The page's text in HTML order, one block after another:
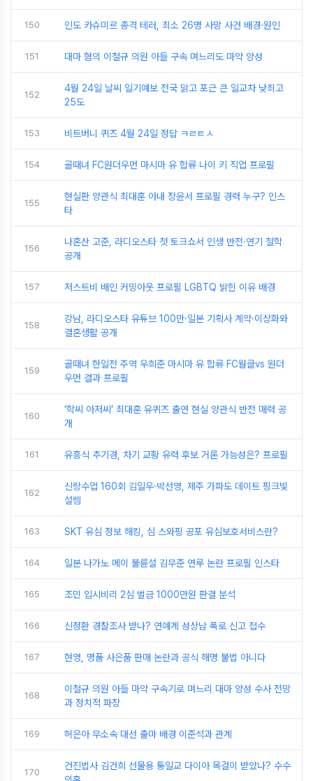
150 인도 카슈미르 총격 테러, 최소 26명 사망 사건 배경·원인
151 대마 혐의 이철규 의원 아들 구속 며느리도 마약 양성
152
4월 24일 날씨 일기예보 전국 맑고 포근 큰 일교차 낮최고
25도
153 비트버니 퀴즈 4월 24일 정답 ㅋㄹㅌㅅ
154 골때녀 FC원더우먼 마시마 유 합류 나이 키 직업 프로필
155
현실판 양관식 최대훈 아내 장윤서 프로필 경력 누구? 인스
타
156
나혼산 고준, 라디오스타 첫 토크쇼서 인생 반전·연기 철학
공개
157 저스트비 배인 커밍아웃 프로필 LGBTQ 밝힌 이유 배경
158
강남, 라디오스타 유튜브 100만·일본 기획사 계약·이상화와
결혼생활 공개
159
골때녀 한일전 주역 우희준 마시마 유 합류 FC월클vs 원더
우먼 결과 프로필
160
‘학씨 아저씨’ 최대훈 유퀴즈 출연 현실 양관식 반전 매력 공
개
161 유흥식 추기경, 차기 교황 유력 후보 거론 가능성은? 프로필
162
신랑수업 160회 김일우·박선영, 제주 가파도 데이트 핑크빛
설렘
163 SKT 유심 정보 해킹, 심 스와핑 공포 유심보호서비스란?
164 일본 나가노 메이 불륜설 김무준 연루 논란 프로필 인스타
165 조민 입시비리 2심 벌금 1000만원 판결 분석
166 신정환 경찰조사 받나? 연예계 성상납 폭로 신고 접수
167 현영, 명품 사은품 판매 논란과 공식 해명 불법 아니다
168
이철규 의원 아들 마약 구속기로 며느리 대마 양성 수사 전망
과 정치적 파장
169 허은아 무소속 대선 출마 배경 이준석과 관계
170
건진법사 김건희 선물용 통일교 다이아 목걸이 받았나? 수수